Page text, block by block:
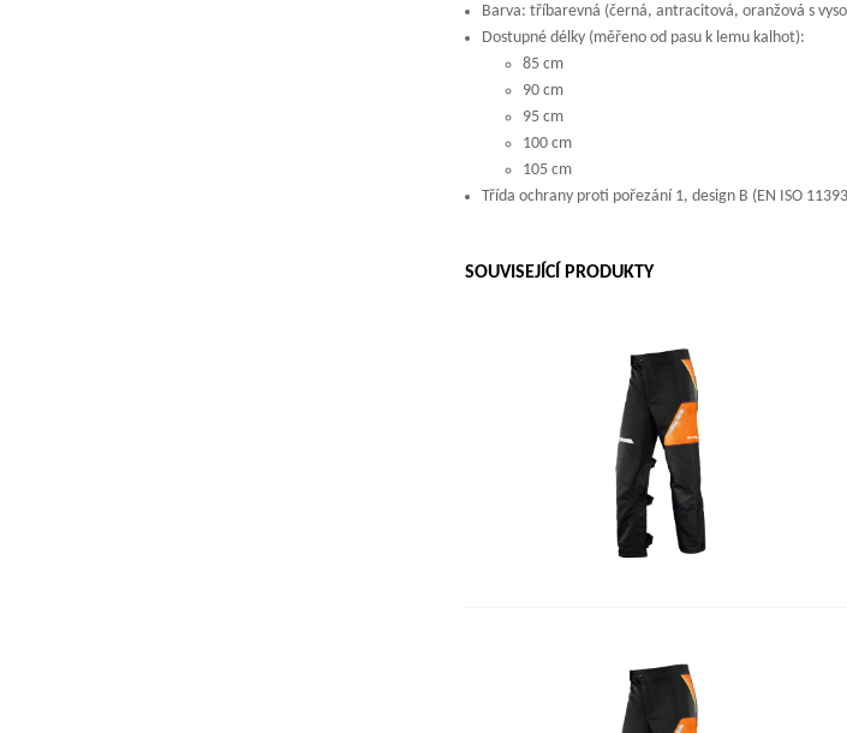
Barva: tříbarevná (černá, antracitová, oranžová s
Dostupné délky (měřeno od pasu k lemu kalhot):
85 cm
90 cm
95 cm
100 cm
105 cm
Třída ochrany proti pořezání 1, design B (EN ISO
SOUVISEJÍCÍ PRODUKTY